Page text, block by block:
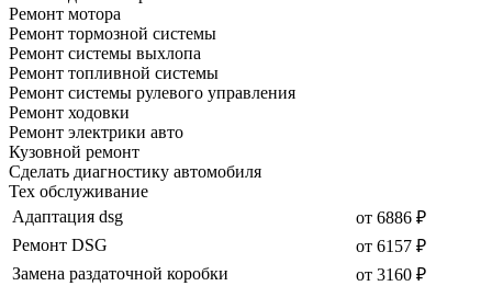
Ремонт мотора
Ремонт тормозной системы
Ремонт системы выхлопа
Ремонт топливной системы
Ремонт системы рулевого управления
Ремонт ходовки
Ремонт электрики авто
Кузовной ремонт
Сделать диагностику автомобиля
Тех обслуживание
Адаптация dsg
от 6886 ₽
Ремонт DSG
от 6157 ₽
Замена раздаточной коробки
от 3160 ₽